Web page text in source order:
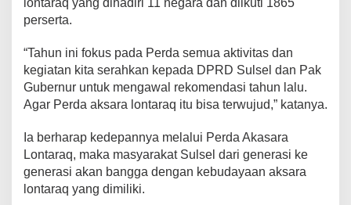
perserta.
“Tahun ini fokus pada Perda semua aktivitas dan
kegiatan kita serahkan kepada DPRD Sulsel dan Pak
Gubernur untuk mengawal rekomendasi tahun lalu.
Agar Perda aksara lontaraq itu bisa terwujud,” katanya.
Ia berharap kedepannya melalui Perda Akasara
Lontaraq, maka masyarakat Sulsel dari generasi ke
generasi akan bangga dengan kebudayaan aksara
lontaraq yang dimiliki.